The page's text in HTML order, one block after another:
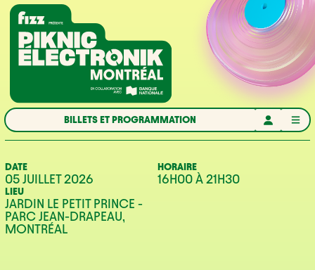
Aller à la navigation
Aller au contenu
Accueil
BILLETS ET PROGRAMMATION
DATE
05 JUILLET 2026
HORAIRE
16H00À21H30
LIEU
JARDIN LE PETIT PRINCE -
PARC JEAN-DRAPEAU,
MONTRÉAL